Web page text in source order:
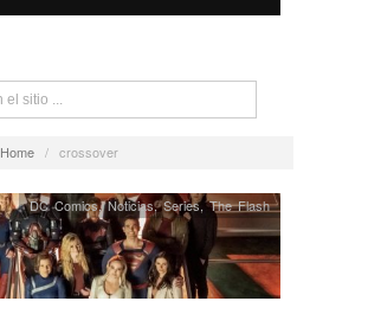
Home / crossover
DC Comics,Noticias,Series,The Flash